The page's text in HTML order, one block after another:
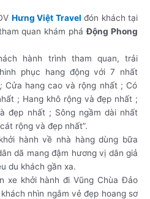
Hưng Việt Travel đón khách tại
quan khám pháĐộng Phong
hành trình tham quan, trải
phục hang động với 7 nhất
Cửa hang cao và rộng nhất ; Có
; Hang khô rộng và đẹp nhất ;
đẹp nhất ; Sông ngầm dài nhất
rộng và đẹp nhất”.
hành về nhà hàng dùng bữa
dã mang đậm hương vị dân giả
du khách gần xa.
xe khởi hành đi Vũng Chùa Đảo
nhìn ngắm vẻ đẹp hoang sơ